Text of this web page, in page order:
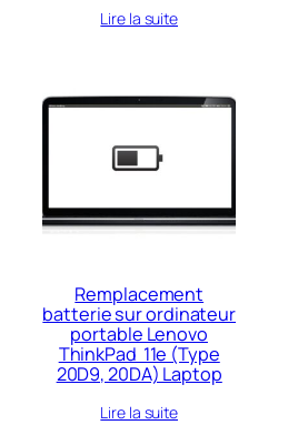
Lire la suite
Remplacement
batterie sur ordinateur
portable Lenovo
ThinkPad 11e (Type
20D9, 20DA) Laptop
Lire la suite